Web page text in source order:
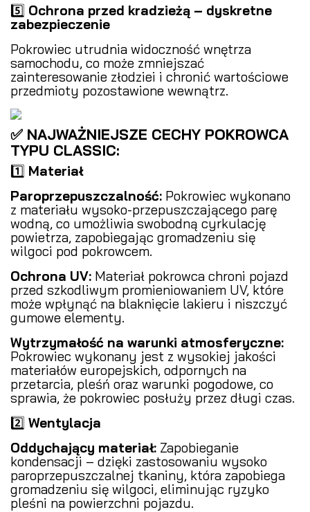
5️⃣ Ochrona przed kradzieżą – dyskretne
zabezpieczenie
Pokrowiec utrudnia widoczność wnętrza
samochodu, co może zmniejszać
zainteresowanie złodziei i chronić wartościowe
przedmioty pozostawione wewnątrz.
✅ NAJWAŻNIEJSZE CECHY POKROWCA
TYPU CLASSIC:
1️⃣ Materiał
Paroprzepuszczalność: Pokrowiec wykonano
z materiału wysoko-przepuszczającego parę
wodną, co umożliwia swobodną cyrkulację
powietrza, zapobiegając gromadzeniu się
wilgoci pod pokrowcem.
Ochrona UV: Materiał pokrowca chroni pojazd
przed szkodliwym promieniowaniem UV, które
może wpłynąć na blaknięcie lakieru i niszczyć
gumowe elementy.
Wytrzymałość na warunki atmosferyczne:
Pokrowiec wykonany jest z wysokiej jakości
materiałów europejskich, odpornych na
przetarcia, pleśń oraz warunki pogodowe, co
sprawia, że pokrowiec posłuży przez długi czas.
2️⃣ Wentylacja
Oddychający materiał: Zapobieganie
kondensacji – dzięki zastosowaniu wysoko
paroprzepuszczalnej tkaniny, która zapobiega
gromadzeniu się wilgoci, eliminując ryzyko
pleśni na powierzchni pojazdu.